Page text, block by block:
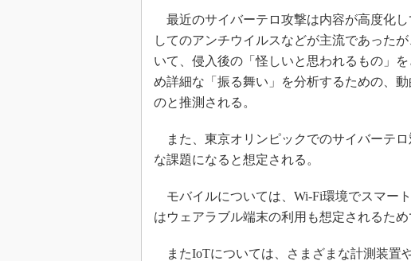
最近のサイバーテロ攻撃は内容が高度化
してのアンチウイルスなどが主流であった
いて、侵入後の「怪しいと思われるもの」
め詳細な「振る舞い」を分析するための、
のと推測される。
また、東京オリンピックでのサイバーテ
な課題になると想定される。
モバイルについては、Wi-Fi環境でスマー
はウェアラブル端末の利用も想定されるため
またIoTについては、さまざまな計測装置